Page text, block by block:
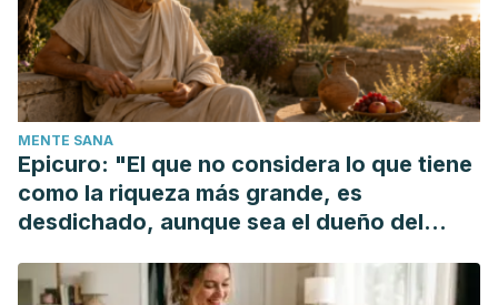
MENTE SANA
Epicuro: "El que no considera lo que tiene
como la riqueza más grande, es
desdichado, aunque sea el dueño del